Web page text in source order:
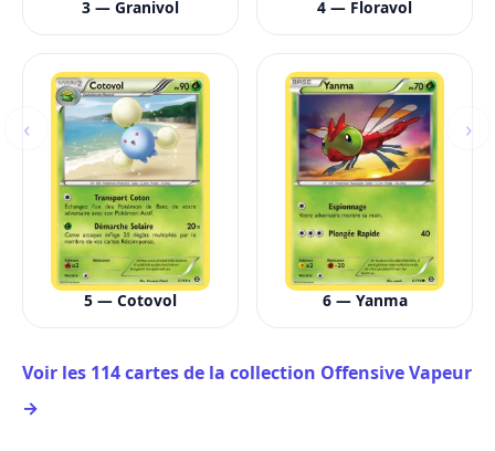
3 — Granivol 4 — Floravol
5 — Cotovol 6 — Yanma
Voir les 114 cartes de la collection Offensive Vapeur
→
‹ ›